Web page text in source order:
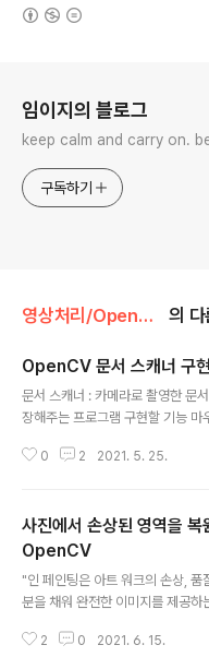
임이지의 블로그
keep calm and carry on.
구독하기
영상처리/OpenCV 실습 의 다
OpenCV 문서 스캐너 구현
문서 스캐너 : 카메라로 촬영한 문
장해주는 프로그램 구현할 기능 마
직사각형 형태로 똑바로 펴기 (투시
택했다면 마우스 드래그를 검사 마
동 & 화면 표시 마우스 왼쪽 버튼이
록 def onMouse(event, x, y,
srcQuad, dragSrc, ptOld, src
rm..
0 2 2021. 5. 25.
사진에서 손상된 영역을
OpenCV
"인 페인팅은 아트 워크의 손상, 품
분을 채워 완전한 이미지를 제공하
쇄, 3차원 조각 또는 디지털 이미지
2 0 2021. 6. 15.